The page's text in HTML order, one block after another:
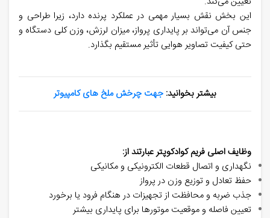
این بخش نقش بسیار مهمی در عملکرد پرنده دارد، زیرا طراحی و
جنس آن می‌تواند بر پایداری پرواز، میزان لرزش، وزن کلی دستگاه و
حتی کیفیت تصاویر هوایی تأثیر مستقیم بگذارد.
بیشتر بخوانید: جهت چرخش ملخ های کامپیوتر
وظایف اصلی فریم کوادکوپتر عبارتند از:
نگهداری و اتصال قطعات الکترونیکی و مکانیکی
حفظ تعادل و توزیع وزن در پرواز
جذب ضربه و محافظت از تجهیزات در هنگام فرود یا برخورد
تعیین فاصله و موقعیت موتورها برای پایداری بیشتر